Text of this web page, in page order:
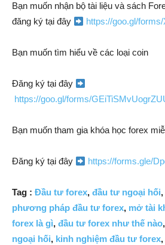
Bạn muốn nhận bộ tài liệu và sách
đăng ký tại đây
https://goo.gl/
Bạn muốn tìm hiểu về các loại coin
Đăng ký tại đây
https://goo.gl/forms/
Bạn muốn tham gia khóa học forex
Đăng ký tại đây https://forms.gle/
Tag : Đầu tư forex, đầu tư ngoại hối,
phương pháp đầu tư forex, mở tài
forex là gì, đầu tư forex như thế nào,
ngoại hối, kinh nghiệm đầu tư forex,